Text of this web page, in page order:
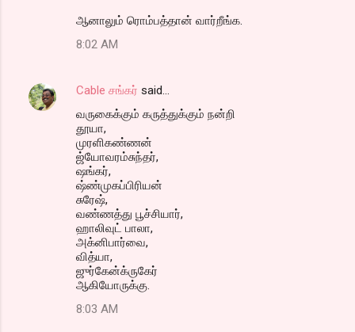
ஆனாலும் ரொம்பத்தான் வார்றீங்க.
8:02 AM
Cable சங்கர் said…
வருகைக்கும் கருத்துக்கும் நன்றி
தூயா,
முரளிகண்ணன்
ஜ்யோவரம்சுந்தர்,
ஷங்கர்,
ஷ்ண்முகப்பிரியன்
சுரேஷ்,
வண்ணத்து பூச்சியார்,
ஹாலிவுட் பாலா,
அக்னிபார்வை,
வித்யா,
ஜுர்கேன்க்ருகேர்
ஆகியோருக்கு.
8:03 AM